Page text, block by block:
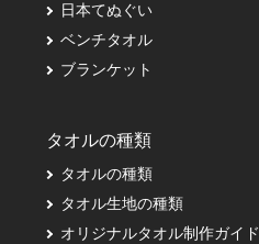
日本てぬぐい
ベンチタオル
ブランケット
タオルの種類
タオルの種類
タオル生地の種類
オリジナルタオル制作ガイド